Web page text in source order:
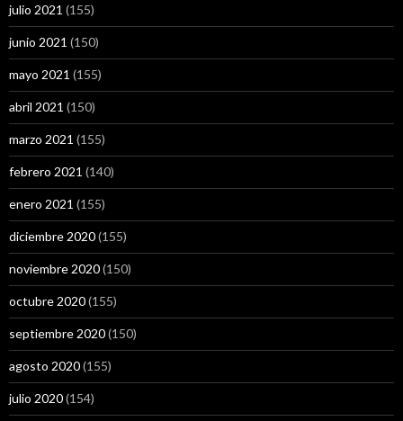
julio 2021 (155)
junio 2021 (150)
mayo 2021 (155)
abril 2021 (150)
marzo 2021 (155)
febrero 2021 (140)
enero 2021 (155)
diciembre 2020(155)
noviembre 2020(150)
octubre 2020(155)
septiembre 2020(150)
agosto 2020(155)
julio 2020(154)